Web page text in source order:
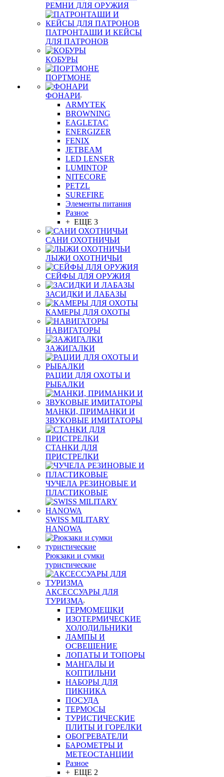
РЕМНИ ДЛЯ ОРУЖИЯ
ПАТРОНТАШИ И КЕЙСЫ
ДЛЯ ПАТРОНОВ
КОБУРЫ
ПОРТМОНЕ
ФОНАРИ
ARMYTEK
BROWNING
EAGLETAC
ENERGIZER
FENIX
JETBEAM
LED LENSER
LUMINTOP
NITECORE
PETZL
SUREFIRE
Элементы питания
Разное
+ ЕЩЕ 3
САНИ ОХОТНИЧЬИ
ЛЫЖИ ОХОТНИЧЬИ
СЕЙФЫ ДЛЯ ОРУЖИЯ
ЗАСИДКИ И ЛАБАЗЫ
КАМЕРЫ ДЛЯ ОХОТЫ
НАВИГАТОРЫ
ЗАЖИГАЛКИ
РАЦИИ ДЛЯ ОХОТЫ И
РЫБАЛКИ
МАНКИ, ПРИМАНКИ И
ЗВУКОВЫЕ ИМИТАТОРЫ
СТАНКИ ДЛЯ
ПРИСТРЕЛКИ
ЧУЧЕЛА РЕЗИНОВЫЕ И
ПЛАСТИКОВЫЕ
SWISS MILITARY
HANOWA
Рюкзаки и сумки
туристические
АКСЕССУАРЫ ДЛЯ
ТУРИЗМА
ГЕРМОМЕШКИ
ИЗОТЕРМИЧЕСКИЕ
ХОЛОДИЛЬНИКИ
ЛАМПЫ И
ОСВЕЩЕНИЕ
ЛОПАТЫ И ТОПОРЫ
МАНГАЛЫ И
КОПТИЛЬНИ
НАБОРЫ ДЛЯ
ПИКНИКА
ПОСУДА
ТЕРМОСЫ
ТУРИСТИЧЕСКИЕ
ПЛИТЫ И ГОРЕЛКИ
ОБОГРЕВАТЕЛИ
БАРОМЕТРЫ И
МЕТЕОСТАНЦИИ
Разное
+ ЕЩЕ 2